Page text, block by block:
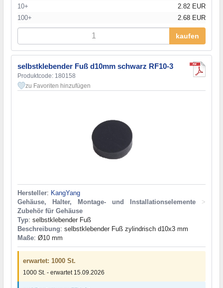
10+
2.82 EUR
100+
2.68 EUR
kaufen
selbstklebender Fuß d10mm schwarz RF10-3
Produktcode: 180158
zu Favoriten hinzufügen
Hersteller: KangYang
Gehäuse, Halter, Montage- und Installationselemente
>
Zubehör für Gehäuse
Typ: selbstklebender Fuß
Beschreibung: selbstklebender Fuß zylindrisch d10x3 mm
Maße: Ø10 mm
erwartet: 1000 St.
1000 St. - erwartet 15.09.2026